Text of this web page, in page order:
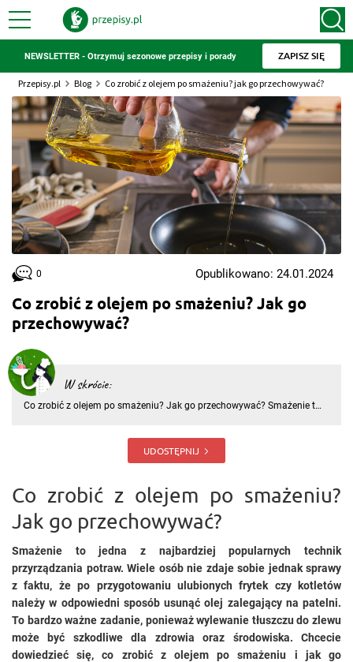
NEWSLETTER - Otrzymuj sezonowe przepisy i porady ZAPISZ SIĘ
Przepisy.pl Blog Co zrobić z olejem po smażeniu? jak go przechowywać?
Co zrobić z olejem po smażeniu? Jak go
przechowywać?
W skrócie:
Co zrobić z olejem po smażeniu? Jak go przechowywać? Smażenie to
ulubionych frytek czy kotletów należy w odpowiedni sposób
UDOSTĘPNIJ
0 Opublikowano: 24.01.2024
Co zrobić z olejem po smażeniu?
Jak go przechowywać?
Smażenie to jedna z najbardziej popularnych technik
przyrządzania potraw. Wiele osób nie zdaje sobie jednak sprawy
z faktu, że po przygotowaniu ulubionych frytek czy kotletów
należy w odpowiedni sposób usunąć olej zalegający na patelni.
To bardzo ważne zadanie, ponieważ wylewanie tłuszczu do zlewu
może być szkodliwe dla zdrowia oraz środowiska. Chcecie
dowiedzieć się, co zrobić z olejem po smażeniu i jak go